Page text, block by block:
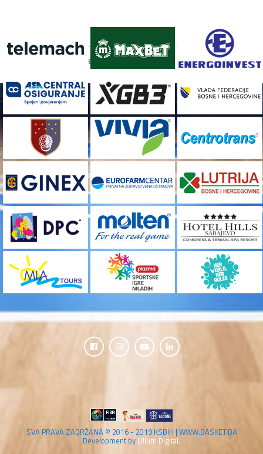
[custom-facebook-feed]
SVA PRAVA ZADRŽANA © 2016 - 2019 KSBIH | WWW.BASKET.BA
Development by Lilium Digital.